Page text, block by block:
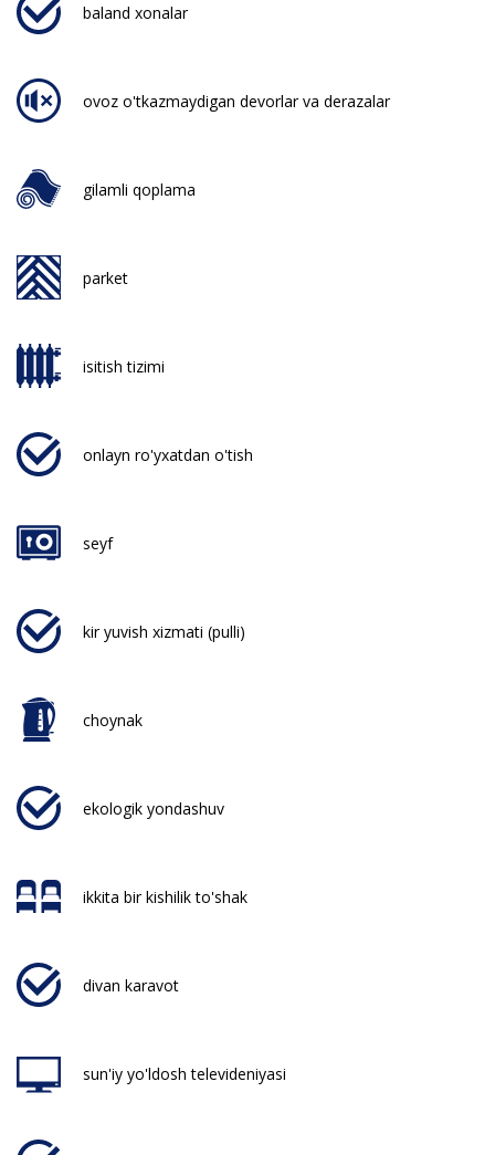
baland xonalar
ovoz o'tkazmaydigan devorlar va derazalar
gilamli qoplama
parket
isitish tizimi
onlayn ro'yxatdan o'tish
seyf
kir yuvish xizmati (pulli)
choynak
ekologik yondashuv
ikkita bir kishilik to'shak
divan karavot
sun'iy yo'ldosh televideniyasi